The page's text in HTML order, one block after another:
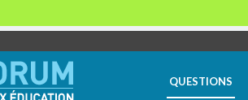
QUESTIONS